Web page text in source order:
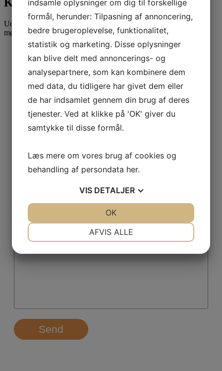
Udfyld formularen for at blive kontaktet vedr. et uforpligtende
møde.
Hvad drejer din henvendelse sig om?
Send
indsamle oplysninger om dig til forskellige
formål, herunder: Tilpasning af annoncering,
bedre brugeroplevelse, funktionalitet,
statistik og marketing. Disse oplysninger
kan blive delt med annoncerings- og
analysepartnere, som kan kombinere dem
med data, du tidligere har givet dem eller
de har indsamlet gennem din brug af deres
tjenester. Ved at klikke på 'OK' giver du
samtykke til disse formål.
Læs mere om vores brug af cookies og
behandling af persondata her.
VIS DETALJER
AFVIS ALLE
OK